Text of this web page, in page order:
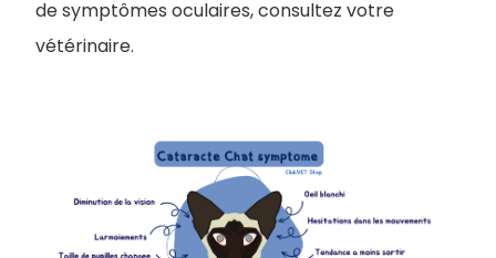
de symptômes oculaires, consultez votre
vétérinaire.